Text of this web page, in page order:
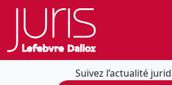
Suivez l’actualité